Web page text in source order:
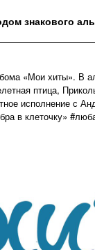
знакового
«Мои хиты». В
птица,
исполнение с
в клеточку»